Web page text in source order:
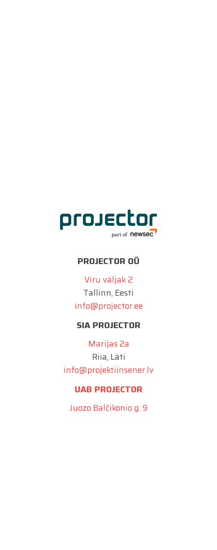
PROJECTOR OÜ
Viru väljak 2
Tallinn, Eesti
info@projector.ee
SIA PROJECTOR
Marijas 2a
Riia, Läti
info@projektiinsener.lv
UAB PROJECTOR
Juozo Balčikonio g. 9